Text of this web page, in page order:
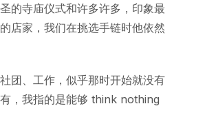
的寺庙仪式和许多许多，印象最
店家，我们在挑选手链时他依然
团、工作，似乎那时开始就没有
，我指的是能够 think nothing